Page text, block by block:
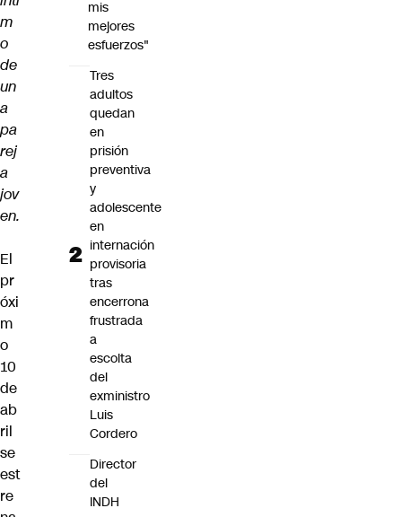
m
o
de
un
a
pa
rej
a
jov
en.
El
pr
óxi
m
o
10
de
ab
ril
se
est
re
mis
mejores
esfuerzos"
Tres
adultos
quedan
en
prisión
preventiva
y
adolescente
en
internación
provisoria
tras
encerrona
frustrada
a
escolta
del
exministro
Luis
Cordero
Director
del
INDH